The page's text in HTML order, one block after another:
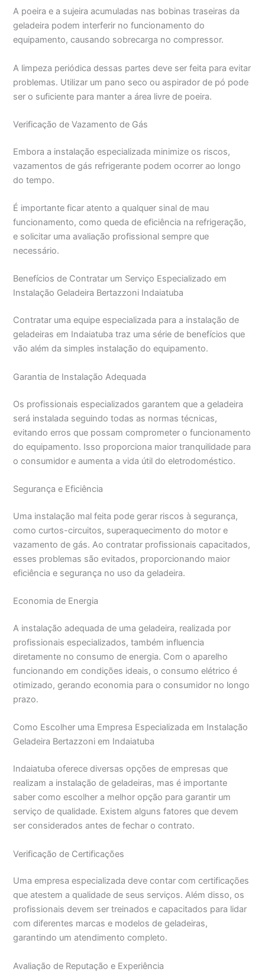
A poeira e a sujeira acumuladas nas bobinas traseiras da
geladeira podem interferir no funcionamento do
equipamento, causando sobrecarga no compressor.
A limpeza periódica dessas partes deve ser feita para evitar
problemas. Utilizar um pano seco ou aspirador de pó pode
ser o suficiente para manter a área livre de poeira.
Verificação de Vazamento de Gás
Embora a instalação especializada minimize os riscos,
vazamentos de gás refrigerante podem ocorrer ao longo
do tempo.
É importante ficar atento a qualquer sinal de mau
funcionamento, como queda de eficiência na refrigeração,
e solicitar uma avaliação profissional sempre que
necessário.
Benefícios de Contratar um Serviço Especializado em
Instalação Geladeira Bertazzoni Indaiatuba
Contratar uma equipe especializada para a instalação de
geladeiras em Indaiatuba traz uma série de benefícios que
vão além da simples instalação do equipamento.
Garantia de Instalação Adequada
Os profissionais especializados garantem que a geladeira
será instalada seguindo todas as normas técnicas,
evitando erros que possam comprometer o funcionamento
do equipamento. Isso proporciona maior tranquilidade para
o consumidor e aumenta a vida útil do eletrodoméstico.
Segurança e Eficiência
Uma instalação mal feita pode gerar riscos à segurança,
como curtos-circuitos, superaquecimento do motor e
vazamento de gás. Ao contratar profissionais capacitados,
esses problemas são evitados, proporcionando maior
eficiência e segurança no uso da geladeira.
Economia de Energia
A instalação adequada de uma geladeira, realizada por
profissionais especializados, também influencia
diretamente no consumo de energia. Com o aparelho
funcionando em condições ideais, o consumo elétrico é
otimizado, gerando economia para o consumidor no longo
prazo.
Como Escolher uma Empresa Especializada em Instalação
Geladeira Bertazzoni em Indaiatuba
Indaiatuba oferece diversas opções de empresas que
realizam a instalação de geladeiras, mas é importante
saber como escolher a melhor opção para garantir um
serviço de qualidade. Existem alguns fatores que devem
ser considerados antes de fechar o contrato.
Verificação de Certificações
Uma empresa especializada deve contar com certificações
que atestem a qualidade de seus serviços. Além disso, os
profissionais devem ser treinados e capacitados para lidar
com diferentes marcas e modelos de geladeiras,
garantindo um atendimento completo.
Avaliação de Reputação e Experiência